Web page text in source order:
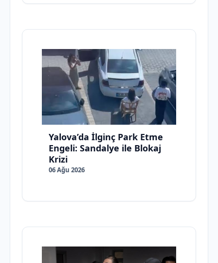
Yalova’da İlginç Park Etme
Engeli: Sandalye ile Blokaj
Krizi
06 Ağu 2026